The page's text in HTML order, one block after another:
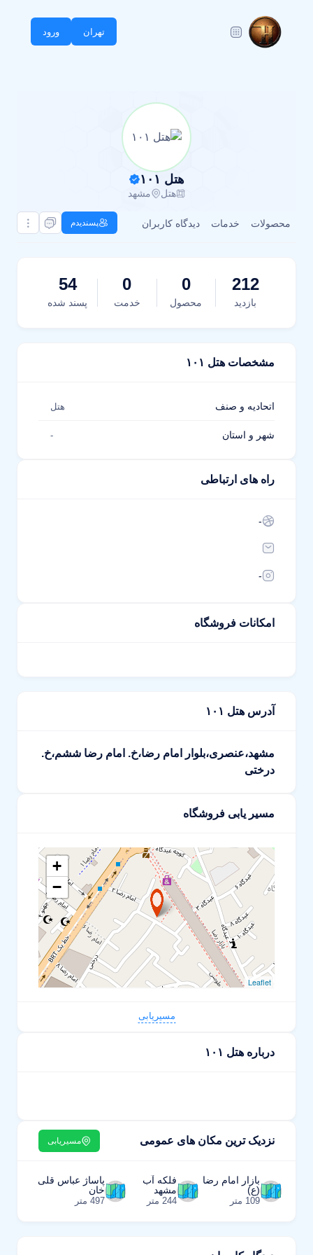
تهران ورود
هتل ۱۰۱
هتل مشهد
محصولات خدمات دیدگاه کاربران پسندیدم
212
بازدید
0
محصول
0
خدمت
54
پسند شده
مشخصات هتل ۱۰۱
اتحادیه و صنف هتل
شهر و استان -
راه های ارتباطی
-
-
امکانات فروشگاه
آدرس هتل ۱۰۱
مشهد،عنصری،بلوار امام رضا،خ. امام رضا ششم،خ.
درختی
مسیر یابی فروشگاه
+
−
Leaflet
مسیریابی
درباره هتل ۱۰۱
نزدیک ترین مکان های عمومی مسیریابی
بازار امام رضا
(ع)
109 متر
فلکه آب
مشهد
244 متر
پاساژ عباس قلی
خان
497 متر